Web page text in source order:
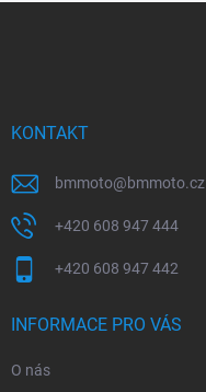
KONTAKT
bmmoto@bmmoto.cz
+420 608 947 444
+420 608 947 442
INFORMACE PRO VÁS
O nás